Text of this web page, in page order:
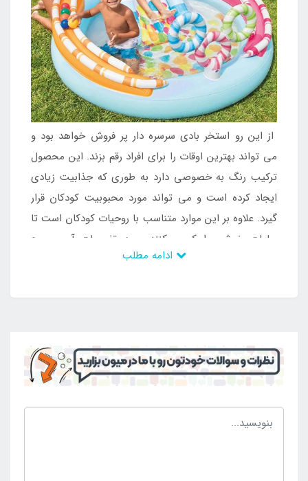
از این رو استخر بادی سرسره دار پر فروش خواهد بود و
می تواند بهترین اوقات را برای افراد رقم بزند. این محصول
ترکیب رنگ به خصوصی دارد به طوری که جذابیت زیادی
ایجاد کرده است و می تواند مورد محبوبیت کودکان قرار
گیرد. علاوه بر این موارد متناسب با روحیات کودکان است تا
ساعات خوشی را کسب کنند و به تفریحات آبی مهیج
بپردازند. این محصول خاص بدنه ای ضخیم دارد که قابلیت
ثبت سفارش استخر بادی سرسره دار اینتکس مدل
Candy